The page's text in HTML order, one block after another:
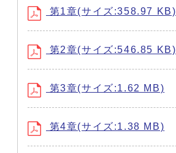
第1章(サイズ:358.97 KB)
第2章(サイズ:546.85 KB)
第3章(サイズ:1.62 MB)
第4章(サイズ:1.38 MB)